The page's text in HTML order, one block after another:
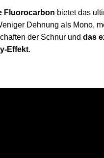
Fluorocarbon bietet das
Dehnung als Mono,
der Schnur und das
Effekt.